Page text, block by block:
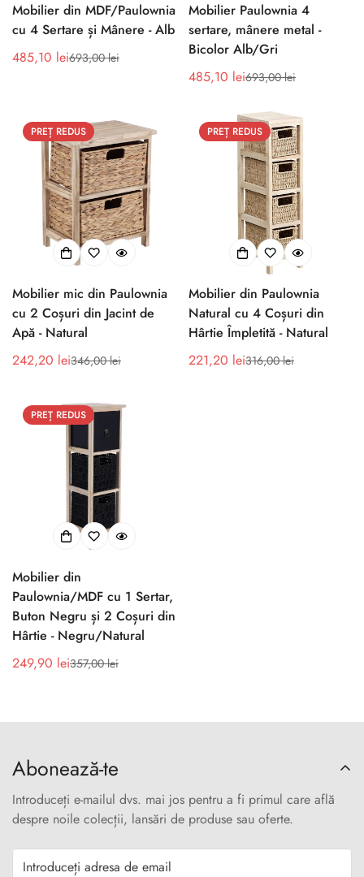
Mobilier din MDF/Paulownia
cu 4 Sertare și Mânere - Alb
Preț
485,10 lei
Preț
693,00 lei
Mobilier Paulownia 4
sertare, mânere metal -
Bicolor Alb/Gri
Preț
vânzare
485,10 lei
Preț
693,00 lei
PREȚ REDUS
Mobilier mic din Paulownia
cu 2 Coșuri din Jacint de
Apă - Natural
Preț
vânzare
242,20 lei
Preț
346,00 lei
PREȚ REDUS
Mobilier din Paulownia
Natural cu 4 Coșuri din
Hârtie Împletită - Natural
Preț
221,20 lei
Preț
316,00 lei
PREȚ REDUS
Mobilier din
Paulownia/MDF cu 1 Sertar,
Buton Negru și 2 Coșuri din
Hârtie - Negru/Natural
Preț
249,90 lei
Preț
357,00 lei
Abonează-te
Introduceți e-mailul dvs. mai jos pentru a fi primul care află
despre noile colecții, lansări de produse sau oferte.